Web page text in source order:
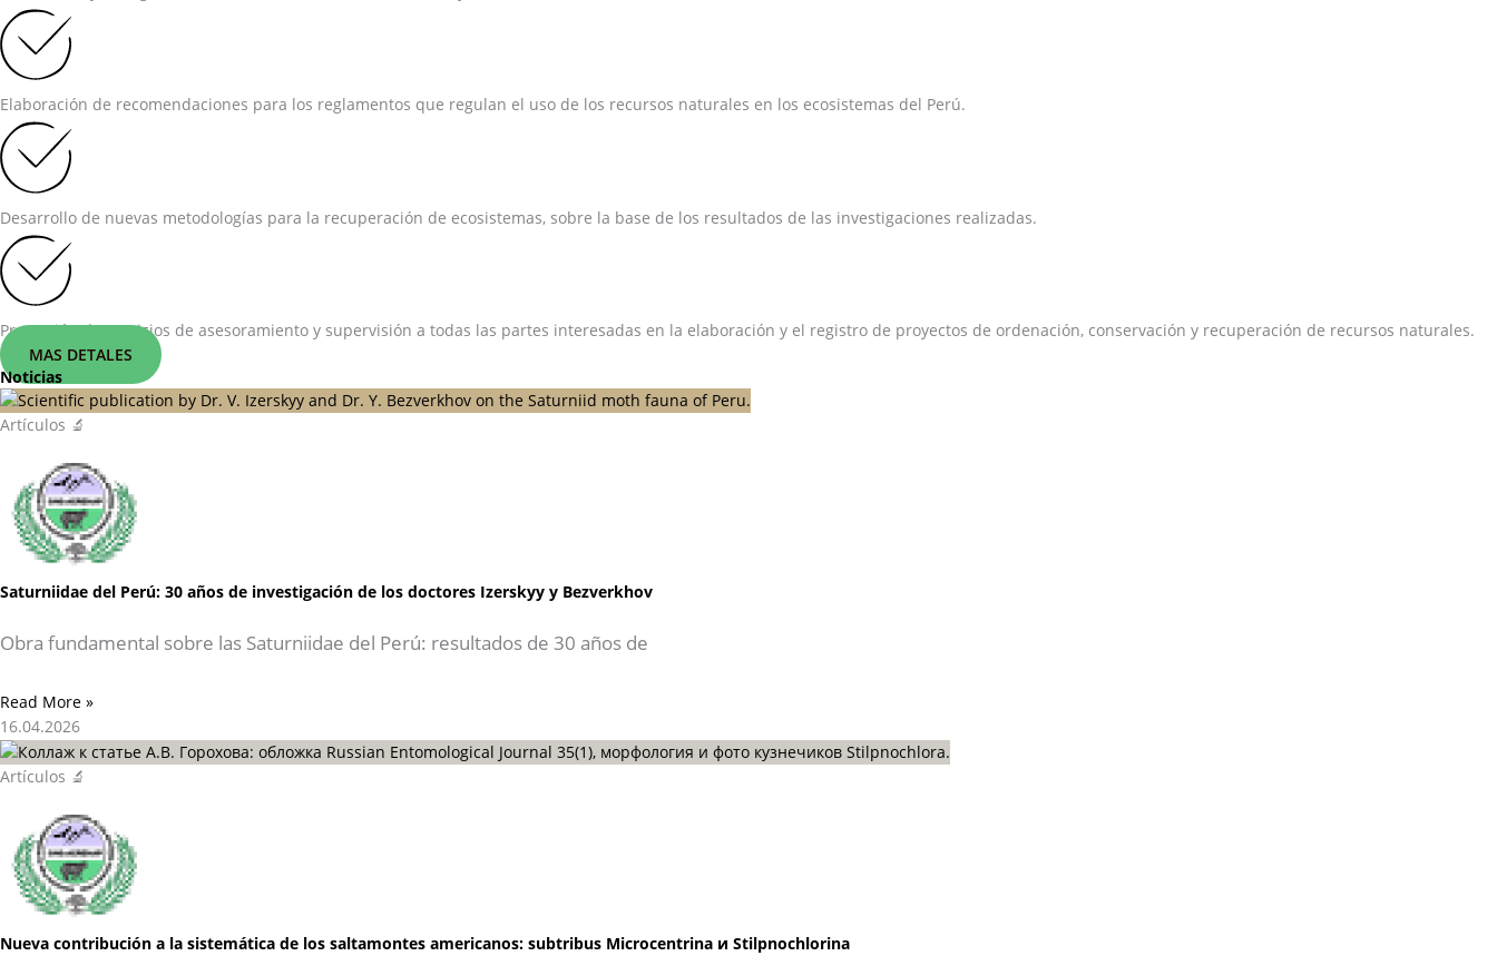
Elaboración de recomendaciones para los reglamentos que regulan el uso de los recursos naturales en los ecosistemas del Perú.
Desarrollo de nuevas metodologías para la recuperación de ecosistemas, sobre la base de los resultados de las investigaciones realizadas.
Prestación de servicios de asesoramiento y supervisión a todas las partes interesadas en la elaboración y el registro de proyectos de ordenación, conservación y recuperación de recursos naturales.
MAS DETALES
Noticias
Artículos 🔬
Saturniidae del Perú: 30 años de investigación de los doctores Izerskyy y Bezverkhov
Obra fundamental sobre las Saturniidae del Perú: resultados de 30 años de
Read More »
16.04.2026
Artículos 🔬
Nueva contribución a la sistemática de los saltamontes americanos: subtribus Microcentrina и Stilpnochlorina